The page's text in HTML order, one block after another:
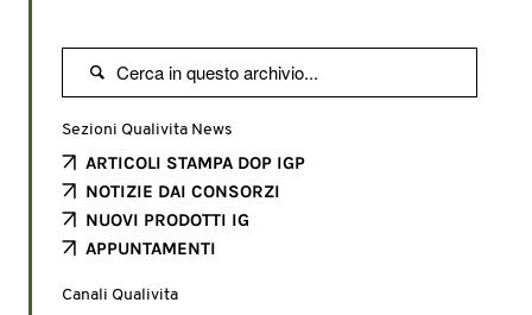

Sezioni Qualivita News
ARTICOLI STAMPA DOP IGP
NOTIZIE DAI CONSORZI
NUOVI PRODOTTI IG
APPUNTAMENTI
Canali Qualivita